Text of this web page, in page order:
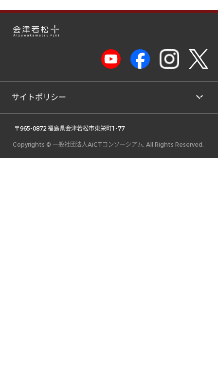
サイトポリシー
〒965-0872 福島県会津若松市東栄町1-77
Copyrights © 一般社団法人AiCTコンソーシアム, All Rights Reserved.